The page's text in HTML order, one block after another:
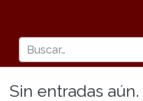
Sin entradas aún.